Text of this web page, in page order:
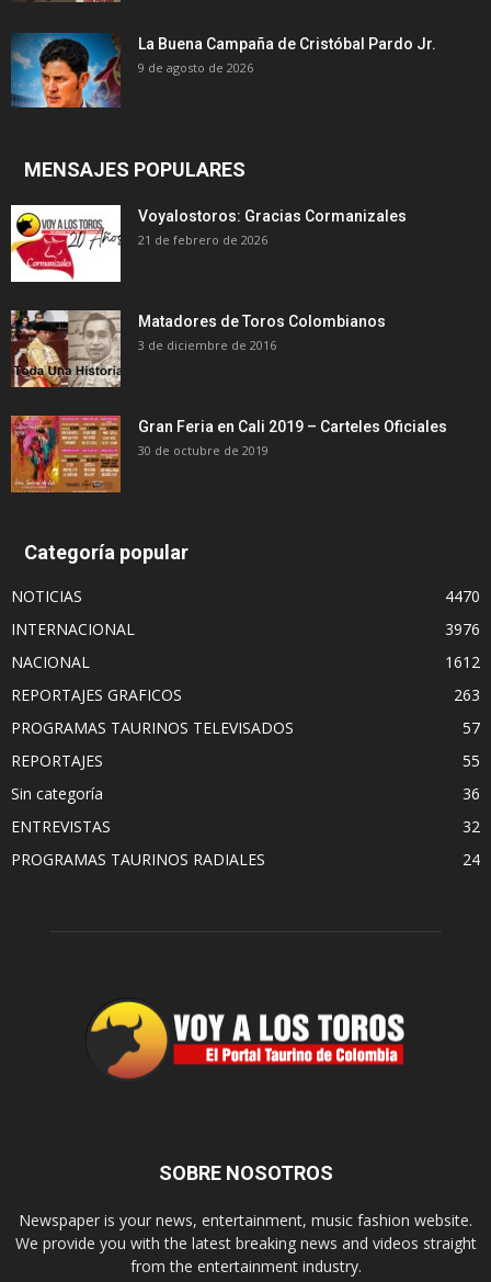
La Buena Campaña de Cristóbal Pardo Jr.
9 de agosto de 2026
MENSAJES POPULARES
Voyalostoros: Gracias Cormanizales
21 de febrero de 2026
Matadores de Toros Colombianos
3 de diciembre de 2016
Gran Feria en Cali 2019 – Carteles Oficiales
30 de octubre de 2019
Categoría popular
NOTICIAS
4470
INTERNACIONAL
3976
NACIONAL
1612
REPORTAJES GRAFICOS
263
PROGRAMAS TAURINOS TELEVISADOS
57
REPORTAJES
55
Sin categoría
36
ENTREVISTAS
32
PROGRAMAS TAURINOS RADIALES
24
SOBRE NOSOTROS
Newspaper is your news, entertainment, music fashion website.
We provide you with the latest breaking news and videos straight
from the entertainment industry.